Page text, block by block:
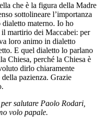
che è la figura della Madre
sottolineare l’importanza
dialetto materno. Io ho
il martirio dei Maccabei: per
loro animo in dialetto
E quel dialetto lo parlano
Chiesa, perché la Chiesa è
dirlo chiaramente
pazienza. Grazie
salutare Paolo Rodari,
volo papale.